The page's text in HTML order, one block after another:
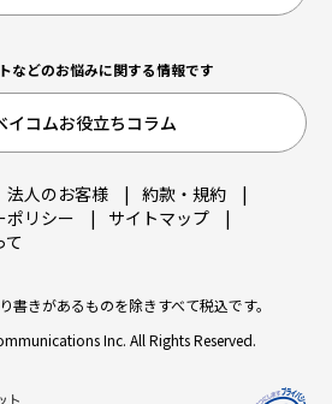
などのお悩みに関する情報です
イコムお役立ちコラム
法人のお客様 | 約款・規約
|
ポリシー | サイトマップ
|
きがあるものを除きすべて税込です。
Inc. All Rights Reserved.